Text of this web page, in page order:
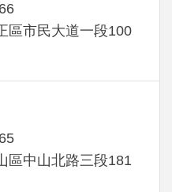
區市民大道一段100
區中山北路三段181